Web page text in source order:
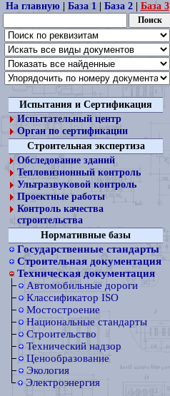
На главную| База 1| База 2| База 3
Испытания и Сертификация
Испытательный центр
Орган по сертификации
Строительная экспертиза
Обследование зданий
Тепловизионный контроль
Ультразвуковой контроль
Проектные работы
Контроль качества
строительства
Нормативные базы
Государственные стандарты
Строительная документация
Техническая документация
Автомобильные дороги
Классификатор ISO
Мостостроение
Национальные стандарты
Строительство
Технический надзор
Ценообразование
Экология
Электроэнергия